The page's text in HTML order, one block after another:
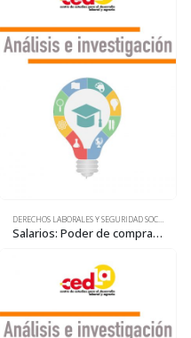
DERECHOS LABORALES Y SEGURIDAD SOCIAL
Salarios: Poder de compra en retroceso